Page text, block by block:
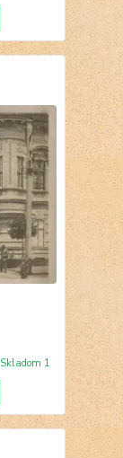
Skladom 1